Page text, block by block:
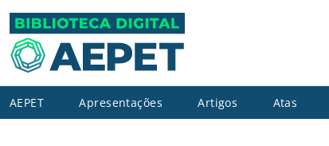
AEPET Apresentações Artigos Atas